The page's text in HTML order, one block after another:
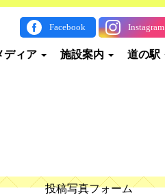
Facebook Instagram
ディア 施設案内 道の駅
投稿写真フォーム